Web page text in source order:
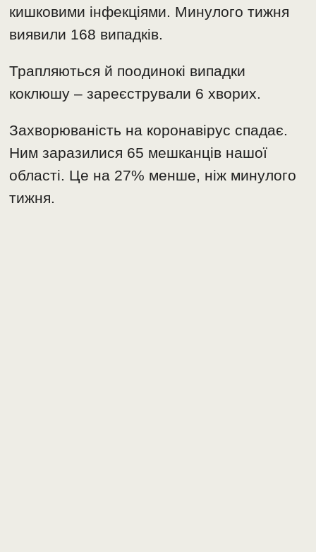
кишковими інфекціями. Минулого тижня
виявили 168 випадків.
Трапляються й поодинокі випадки
коклюшу – зареєстрували 6 хворих.
Захворюваність на коронавірус спадає.
Ним заразилися 65 мешканців нашої
області. Це на 27% менше, ніж минулого
тижня.